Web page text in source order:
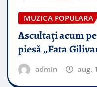
MUZICA POPULARA
Ascultați acum
piesă „Fata
admin aug.